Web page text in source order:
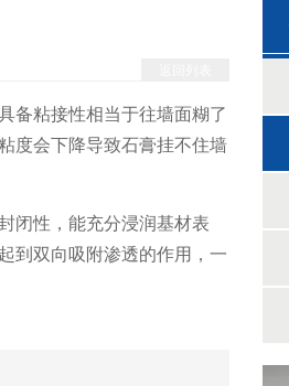
备粘接性相当于往墙面糊了
度会下降导致石膏挂不住墙
闭性，能充分浸润基材表
到双向吸附渗透的作用，一